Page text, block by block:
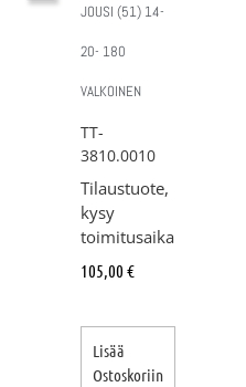
JOUSI (51) 14-
20- 180
VALKOINEN
TT-
3810.0010
Tilaustuote,
kysy
toimitusaika
105,00 €
Lisää
Ostoskoriin